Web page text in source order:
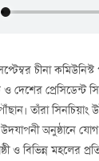
চীনা কমিউনিস্ট
প্রেসিডেন্ট সি
তাঁরা সিনচিয়াং
উদযাপনী অনুষ্ঠানে
ও বিভিন্ন মহলের